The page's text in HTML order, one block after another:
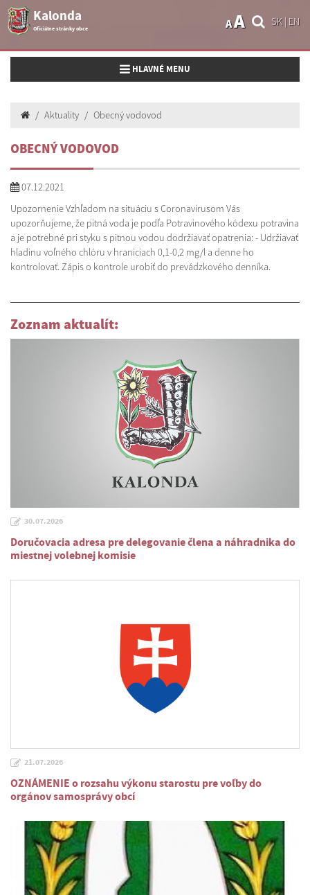
Kalonda
Oficiálne stránky obce
SK| EN
AA
Toggle navigation
HLAVNÉ MENU
Aktuality Obecný vodovod
OBECNÝ VODOVOD
07.12.2021
Upozornenie Vzhľadom na situáciu s Coronavírusom Vás
upozorňujeme, že pitná voda je podľa Potravinového kódexu potravina
a je potrebné pri styku s pitnou vodou dodržiavať opatrenia: - Udržiavať
hladinu voľného chlóru v hraniciach 0,1-0,2 mg/l a denne ho
kontrolovať. Zápis o kontrole urobiť do prevádzkového denníka.
Zoznam aktualít:
30.07.2026
Doručovacia adresa pre delegovanie člena a náhradnika do
miestnej volebnej komisie
21.07.2026
OZNÁMENIE o rozsahu výkonu starostu pre voľby do
orgánov samosprávy obcí